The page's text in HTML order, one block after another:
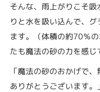
そんな、雨上がりこそ
りと水を吸い込んで、
ます。（体積の約70％
たも魔法の砂の力を感じ
「魔法の砂のおかげで
ありがとうございます。」